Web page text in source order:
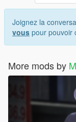
Joignez la
vous pour pouvoir
More mods by